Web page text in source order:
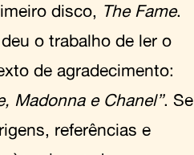
disco, The Fame.
o trabalho de ler o
de agradecimento:
Madonna e Chanel”. Se
referências e